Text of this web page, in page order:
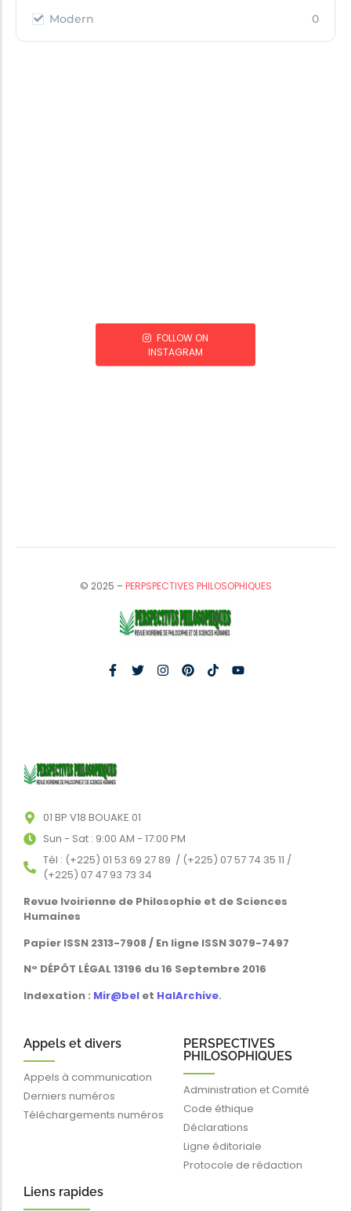
Modern
0
FOLLOW ON
INSTAGRAM
© 2025 –PERPSPECTIVES PHILOSOPHIQUES
01 BP V18 BOUAKE 01
Sun - Sat : 9:00 AM - 17:00 PM
Tél : (+225) 01 53 69 27 89 / (+225) 07 57 74 35 11 /
(+225) 07 47 93 73 34
Revue Ivoirienne de Philosophie et de Sciences
Humaines
Papier ISSN 2313-7908 / En ligne ISSN 3079-7497
N° DÉPÔT LÉGAL 13196 du 16 Septembre 2016
Indexation : Mir@bel et HalArchive.
Appels et divers
Appels à communication
Derniers numéros
Téléchargements numéros
PERSPECTIVES
PHILOSOPHIQUES
Administration et Comité
Code éthique
Déclarations
Ligne éditoriale
Protocole de rédaction
Liens rapides